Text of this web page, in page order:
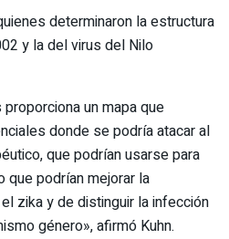
determinaron la estructura
y la del virus del Nilo
un mapa que
donde se podría atacar al
que podrían usarse para
que podrían mejorar la
zika y de distinguir la infección
género», afirmó Kuhn.